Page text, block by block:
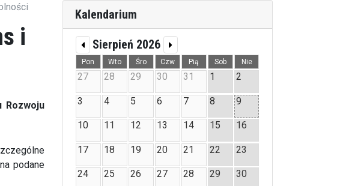
i
Rozwoju
podane
Kalendarium
Sierpień 2026
Pon Wto Śro Czw Pią Sob Nie
27 28 29 30 31 1 2
3 4 5 6 7 8 9
10 11 12 13 14 15 16
17 18 19 20 21 22 23
24 25 26 27 28 29 30